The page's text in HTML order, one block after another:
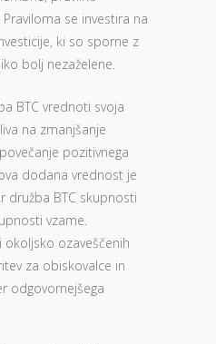
se investira na
ki so sporne z
bolj nezaželene.
BTC vrednoti svoja
na zmanjšanje
pozitivnega
dodana vrednost je
družba BTC skupnosti
vzame.
okoljsko ozaveščenih
za obiskovalce in
odgovornejšega